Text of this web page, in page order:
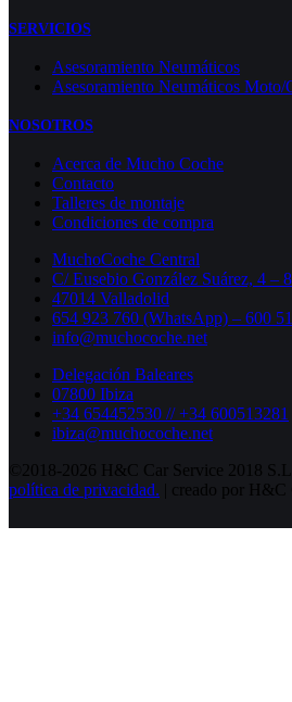
SERVICIOS
Asesoramiento Neumáticos
Asesoramiento Neumáticos Moto/
NOSOTROS
Acerca de Mucho Coche
Contacto
Talleres de montaje
Condiciones de compra
MuchoCoche Central
C/ Eusebio González Suárez, 4 –
47014 Valladolid
654 923 760 (WhatsApp) – 600
info@muchocoche.net
Delegación Baleares
07800 Ibiza
+34 654452530 // +34 600513281
ibiza@muchocoche.net
©2018-2026 H&C Car Service 2018
política de privacidad. | creado por H&C